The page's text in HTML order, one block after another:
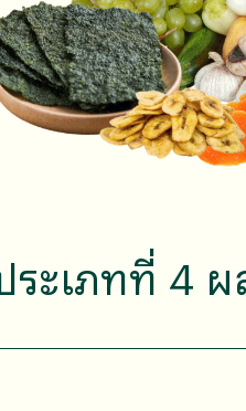
ะเภทที่ 4